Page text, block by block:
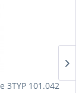
101.042